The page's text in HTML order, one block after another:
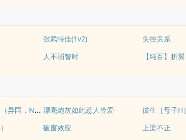
张武特佳(1v2)
失控关系
人不弱智时
我们如何成为孤岛（异国，NPH） 漂亮炮灰如此惹人怜爱
彼生［母子H］
破窗效应 上梁不正